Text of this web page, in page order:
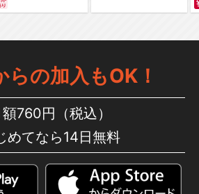
編～ カラー版
らの加入もOK！
額760円（税込）
めてなら14日無料